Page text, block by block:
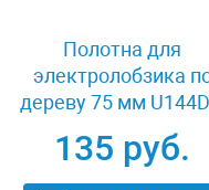
Полотна для
электролобзика
дереву 75 мм
шт Kraftool 159621-4
135 руб.